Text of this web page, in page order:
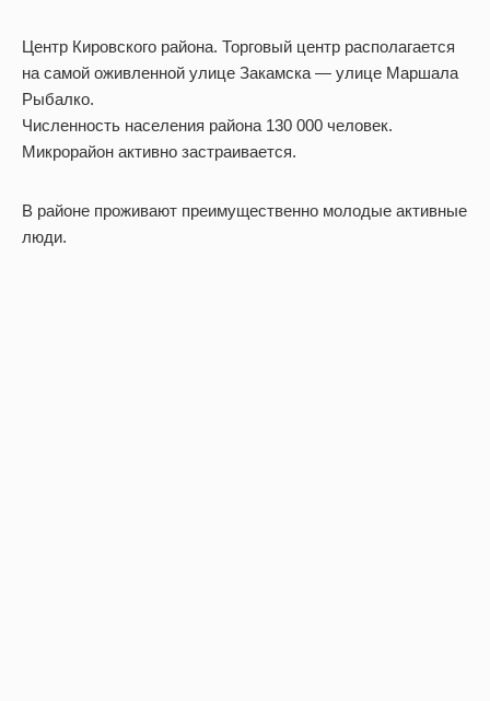
Центр Кировского района. Торговый центр располагается
на самой оживленной улице Закамска — улице Маршала
Рыбалко.
Численность населения района 130 000 человек.
Микрорайон активно застраивается.
В районе проживают преимущественно молодые активные
люди.